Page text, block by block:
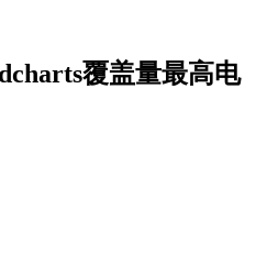
覆盖量最高电